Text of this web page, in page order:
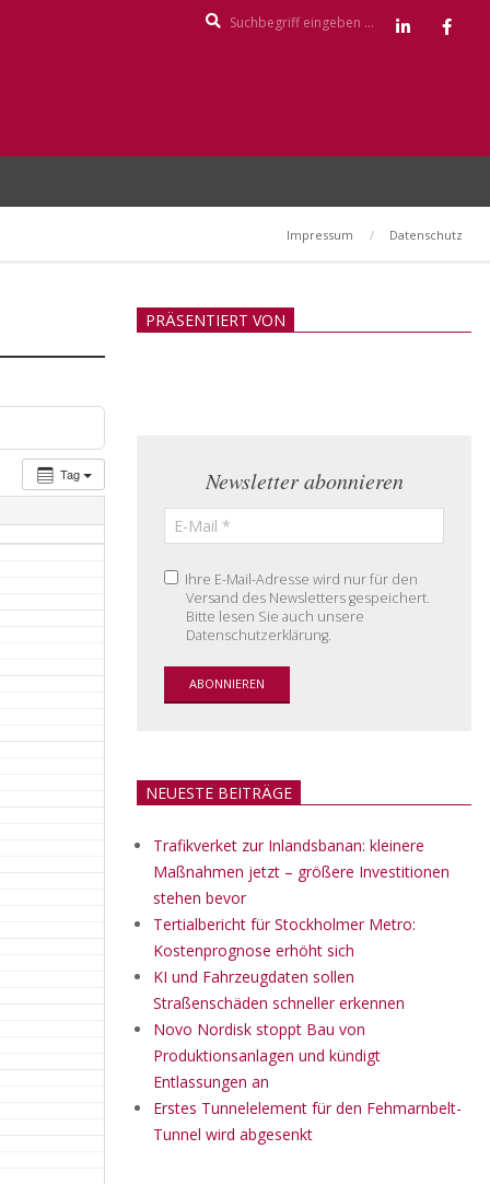
Impressum Datenschutz
Tag
PRÄSENTIERT VON
Newsletter abonnieren
Ihre E-Mail-Adresse wird nur für den
Versand des Newsletters gespeichert.
Bitte lesen Sie auch unsere
Datenschutzerklärung.
NEUESTE BEITRÄGE
Trafikverket zur Inlandsbanan: kleinere
Maßnahmen jetzt – größere Investitionen
stehen bevor
Tertialbericht für Stockholmer Metro:
Kostenprognose erhöht sich
KI und Fahrzeugdaten sollen
Straßenschäden schneller erkennen
Novo Nordisk stoppt Bau von
Produktionsanlagen und kündigt
Entlassungen an
Erstes Tunnelelement für den Fehmarnbelt-
Tunnel wird abgesenkt